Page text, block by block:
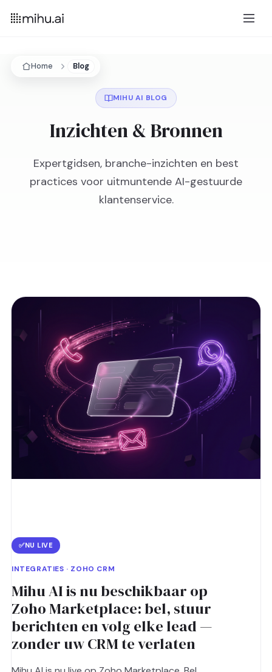
Home Blog
MIHU AI BLOG
Inzichten & Bronnen
Expertgidsen, branche-inzichten en best
practices voor uitmuntende AI-gestuurde
klantenservice.
✅NU LIVE
INTEGRATIES · ZOHO CRM
Mihu AI is nu beschikbaar op
Zoho Marketplace: bel, stuur
berichten en volg elke lead —
zonder uw CRM te verlaten